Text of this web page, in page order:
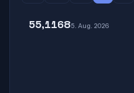
55,11685. Aug. 2026